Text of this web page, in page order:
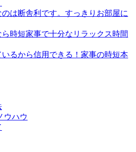
は断舎利です。すっきりお部屋に
時短家事で十分なリラックス時間
るから信用できる！家事の時短本
ウハウ